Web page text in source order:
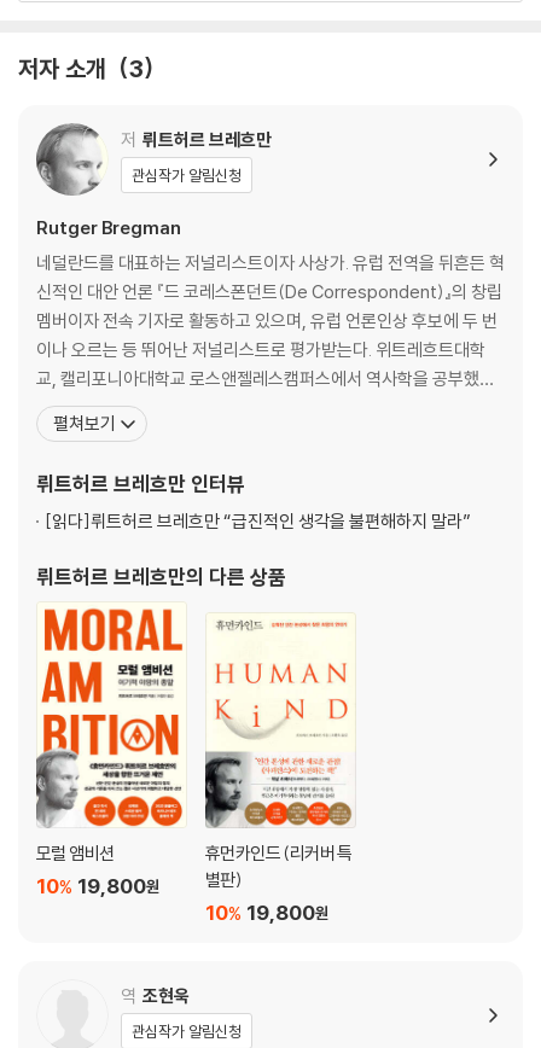
스토리텔링으로 우리가 당연하게 여겨온 성공의 패러다임을 뒤흔든다.
인류 역사상 가장 똑똑하고 창의적인 인재들이 ‘어떻게 하면 사람들이 우
리 광고를 더 클릭할까’를 고민하게 된 시대, 우리에게 필요한 것은 무엇일
까? 뤼트허르 브레흐만은 자신의 커리어와 자원을 세상에서 가장 시급하
고 방치된 문제를 해결하는 데 쏟겠다는 강력한 의지이자, 새로운 성공의
기준 ‘선한 야망(Moral Ambition)’을 제시한다. 더 높은 연봉과 안정적인
커리어를 추구하기보다 기후위기와 극심한 불평등, 빈곤 같은 인류의 거대
한 문제를 해결하는 데 자신의 재능을 사용하자는 것이다. 최재천 교수는
이 책을 두고 “『휴먼카인드』의 실질적 지침서”라고 평하며, 인간의 선한
본성에 대한 믿음을 현실의 행동으로 연결시키는 책이라고 강조했다.
역사학자이자 뛰어난 스토리텔러인 브레흐만은 인류의 위대한 변화를 이
들의 이야기를 발굴해 희망의 연대기를 다시 쓴다. 『모럴 앰비션』은 단순
한 이상론이 아니라, 인간의 선한 본성을 어떻게 현실의 변화로 연결할 것
7장 스탠퍼드 교도소 실험의 진실 : 그곳에선 아무 일도 벌어지지 않았다
8장 스탠리 밀그램과 전기충격 실험 : 의도된 결말
9장 캐서린 제노비스의 죽음 : 언론이 만든 ‘방관자 효과’
3부 선한 본성의 오작동
10장 공감의 맹목성 : 거리가 멀어질수록 공격은 잔인해진다
11장 권력이 부패하는 방식 : 후천적 반사회화
12장 계몽주의의 함정 : 비관주의의 자기충족적 예언
13장 내재적 동기부여의 힘 : 경제적 보상의 한계
15장 이것이 민주주의다 : 민주주의의 일곱 가지 재앙을 넘어
16장 테러리스트와 차 한잔 : 가장 저렴하고 현실적인 방법
17장 혐오와 불평등, 편견을 넘어 : 접촉의 위력
18장 참호에서 나온 병사들 : 희망의 전염성
에필로그 - 삶에서 지켜야 할 열 가지 규칙
감사의 글
옮긴이의 글
찾아보기
『모럴 앰비션』
추천의 글 - 작은 영웅들이 바꾸는 선한 사회를 꿈꾸며 | 최재천
1장 지금 이대로 괜찮다는 자기최면을 끝내라: 당신의 재능과 시간을 낭비
저자 소개 3
저 뤼트허르 브레흐만
관심작가 알림신청
Rutger Bregman
네덜란드를 대표하는 저널리스트이자 사상가. 유럽 전역을 뒤흔든 혁
신적인 대안 언론 『드 코레스폰던트(De Correspondent)』의 창립
멤버이자 전속 기자로 활동하고 있으며, 유럽 언론인상 후보에 두 번
이나 오르는 등 뛰어난 저널리스트로 평가받는다. 위트레흐트대학
교, 캘리포니아대학교 로스앤젤레스캠퍼스에서 역사학을 공부했으
며, 박사 학위 대신 저널리스트의 길을 택했다. 의혹이나 속보로 점철
된 기존의 뉴스 사이클을 넘어, ‘보편적 기본소득의 정책사’ 등과 같이
『드 코레스폰던트』를 비롯하여 『가디언』, 『
펼쳐보기
뤼트허르 브레흐만 인터뷰
[읽다]뤼트허르 브레흐만 “급진적인 생각을 불편해하지 말라”
뤼트허르 브레흐만의 다른 상품
모럴 앰비션
19,800원
10%
휴먼카인드 (리커버 특
별판)
19,800원
10%
역 조현욱
관심작가 알림신청